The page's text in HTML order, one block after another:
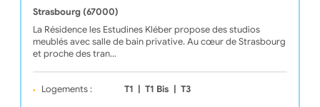
Strasbourg (67000)
La Résidence les Estudines Kléber propose des studios
meublés avec salle de bain privative. Au cœur de Strasbourg
et proche des tran…
Logements : T1 T1 Bis T3